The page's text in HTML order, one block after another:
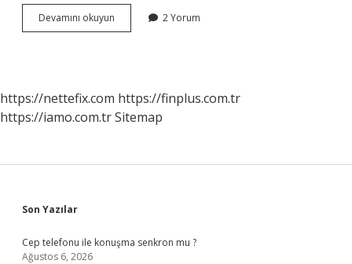
Devamını okuyun
Çiçeği
2 Yorum
https://nettefix.com https://finplus.com.tr
https://iamo.com.trSitemap
Sidebar
Son Yazılar
Cep telefonu ile konuşma senkron mu ?
Ağustos 6, 2026